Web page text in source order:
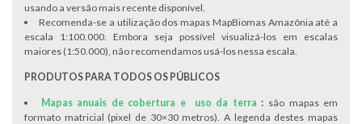
usando a versão mais recente disponível.
Recomenda-se a utilização dos mapas MapBiomas Amazônia até a
escala 1:100.000. Embora seja possível visualizá-los em escalas
maiores (1:50.000), não recomendamos usá-los nessa escala.
PRODUTOS PARA TODOS OS PÚBLICOS
Mapas anuais de cobertura e uso da terra: são mapas em
formato matricial (pixel de 30×30 metros). A legenda destes mapas